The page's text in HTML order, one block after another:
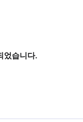
었습니다.